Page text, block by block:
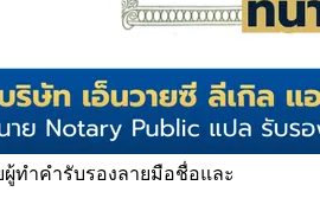
ทำคำรับรองลายมือชื่อและ